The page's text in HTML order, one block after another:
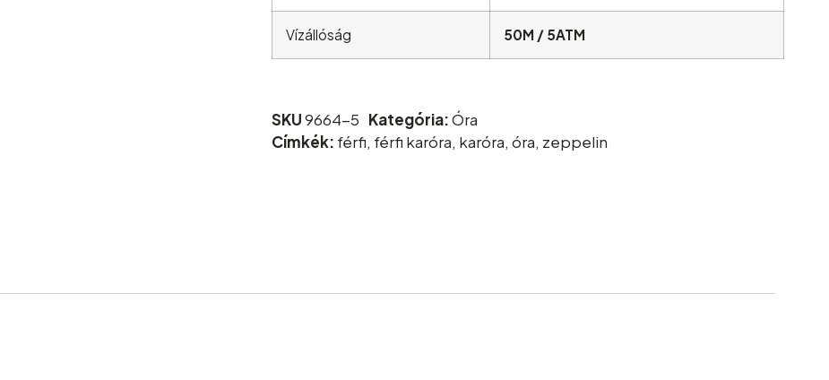
Vízállóság 50M / 5ATM
SKU9664-5 Kategória:Óra
Címkék: férfi, férfi karóra, karóra, óra, zeppelin